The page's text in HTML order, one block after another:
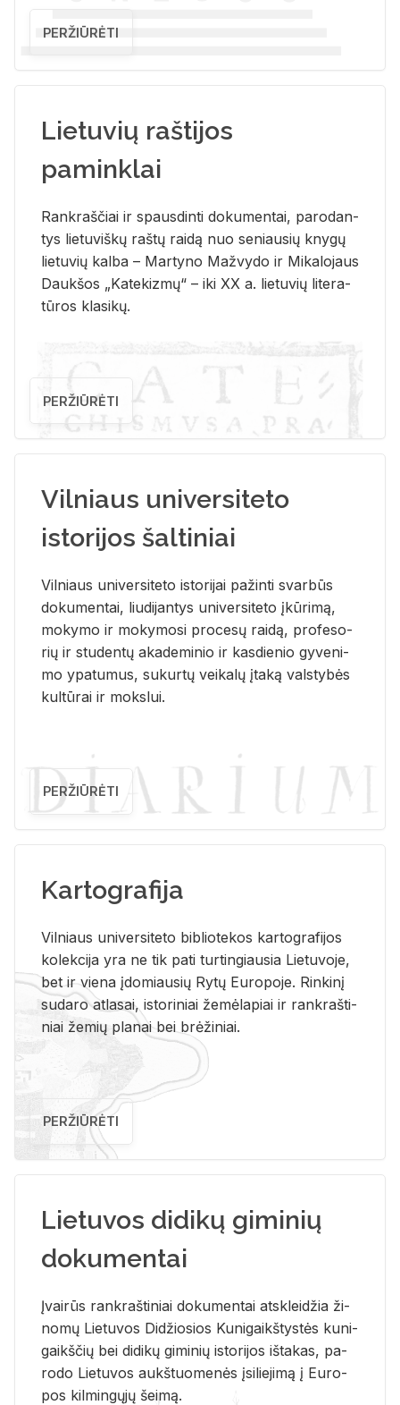
PERŽIŪRĖTI
Lietuvių raštijos
paminklai
Rank­raš­čiai ir spaus­din­ti do­ku­men­tai, pa­ro­dan­
tys lie­tu­viš­kų raš­tų rai­dą nuo se­niau­sių kny­gų
lie­tu­vių kal­ba – Mar­ty­no Ma­žvy­do ir Mi­ka­lo­jaus
Dauk­šos „Ka­te­kiz­mų“ – iki XX a. lie­tu­vių li­te­ra­
tū­ros kla­si­kų.
PERŽIŪRĖTI
Vilniaus universiteto
istorijos šaltiniai
Vil­niaus uni­ver­si­te­to is­to­ri­jai pa­žin­ti svar­būs
do­ku­men­tai, liu­di­jan­tys uni­ver­si­te­to įkū­ri­mą,
mo­ky­mo ir mo­ky­mo­si pro­ce­sų rai­dą, pro­fe­so­
rių ir stu­den­tų aka­de­mi­nio ir kas­die­nio gy­ve­ni­
mo ypa­tu­mus, su­kur­tų vei­ka­lų įta­ką vals­ty­bės
kul­tū­rai ir moks­lui.
PERŽIŪRĖTI
Kartografija
Vil­niaus uni­ver­si­te­to bi­b­lio­te­kos kar­to­gra­fi­jos
ko­lek­ci­ja yra ne tik pati tur­tin­giau­sia Lie­tu­vo­je,
bet ir vie­na įdo­miau­sių Rytų Eu­ro­po­je. Rin­ki­nį
su­da­ro at­la­sai, is­to­ri­niai že­mė­la­piai ir rank­raš­ti­
niai že­mių pla­nai bei brė­ži­niai.
PERŽIŪRĖTI
Lietuvos didikų giminių
dokumentai
Įvai­rūs rank­raš­ti­niai do­ku­men­tai at­sklei­džia ži­
no­mų Lie­tu­vos Di­džio­sios Ku­ni­gaikš­tys­tės ku­ni­
gaikš­čių bei di­di­kų gi­mi­nių is­to­ri­jos iš­ta­kas, pa­
ro­do Lie­tu­vos aukš­tuo­me­nės įsi­lie­ji­mą į Eu­ro­
pos kil­min­gų­jų šei­mą.